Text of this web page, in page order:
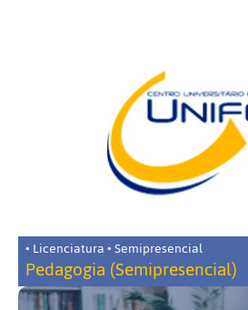
• Licenciatura • Semipresencial
Pedagogia (Semipresencial)